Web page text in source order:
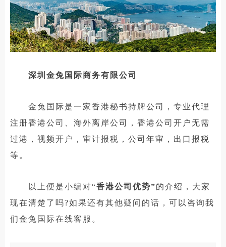
深圳金兔国际商务有限公司
金兔国际是一家香港秘书持牌公司，专业代理
注册香港公司、海外离岸公司，香港公司开户无需
过港，视频开户，审计报税，公司年审，出口报税
等。
以上便是小编对“香港公司优势”的介绍，大家
现在清楚了吗?如果还有其他疑问的话，可以咨询我
们金兔国际在线客服。